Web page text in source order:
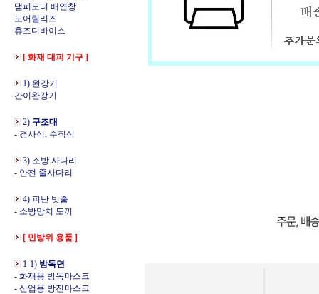
댐퍼모터 배연창
도어릴리즈
휴즈디바이스
[ 화재 대피 기구 ]
1) 완강기
간이완강기
2) 구조대
- 경사식, 수직식
3) 소방 사다리
- 안전 줄사다리
4) 피난 밧줄
- 소방망치 도끼
[ 민방위 용품 ]
1-1) 방독면
- 화재용 방독마스크
- 산업용 방진마스크